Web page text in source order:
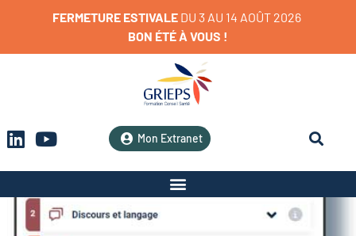
FERMETURE ESTIVALE DU 3 AU 14 AOÛT 2026
BON ÉTÉÀ VOUS !
Mon Extranet